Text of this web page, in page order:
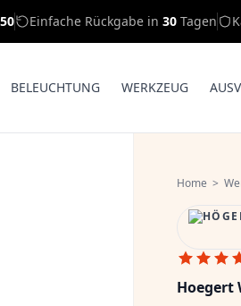
Einfache Rückgabe in 30 Tagen
BELEUCHTUNG WERKZEUG
Home >
Hoegert